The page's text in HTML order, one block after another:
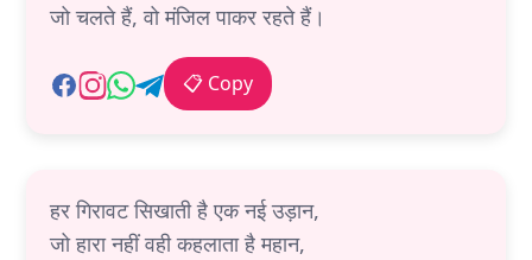
जो चलते हैं, वो मंजिल पाकर रहते हैं।
📋 Copy
हर गिरावट सिखाती है एक नई उड़ान,
जो हारा नहीं वही कहलाता है महान,